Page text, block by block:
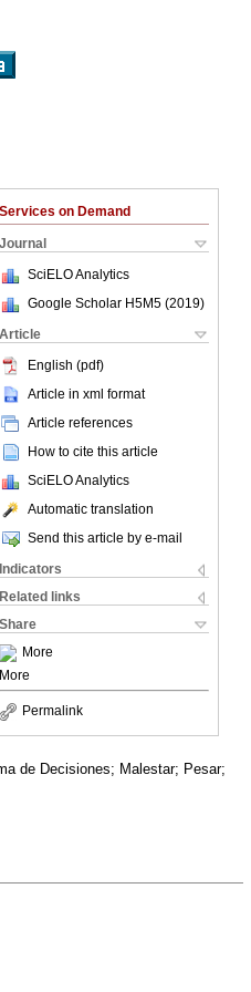
Services on Demand
Journal
SciELO Analytics
Google Scholar H5M5 (2019)
Article
English (pdf)
Article in xml format
Article references
How to cite this article
SciELO Analytics
Automatic translation
Send this article by e-mail
Indicators
Related links
Share
More
More
Permalink
de Decisiones; Malestar; Pesar;